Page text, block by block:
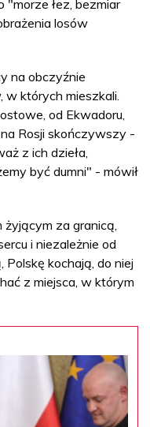
"morze łez, bezmiar
losów
na obczyźnie
których mieszkali.
od Ekwadoru,
Rosji skończywszy -
z ich dzieła,
być dumni" - mówił
za granicą,
i niezależnie od
Polskę kochają, do niej
z miejsca, w którym